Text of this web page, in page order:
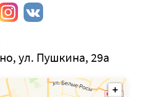
ул. Пушкина, 29а
+